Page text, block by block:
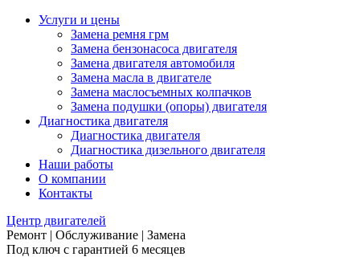
Услуги и цены
Замена ремня грм
Замена бензонасоса двигателя
Замена двигателя автомобиля
Замена масла в двигателе
Замена маслосъемных колпачков
Замена подушки (опоры) двигателя
Диагностика двигателя
Диагностика двигателя
Диагностика дизельного двигателя
Наши работы
О компании
Контакты
Центр двигателей
Ремонт | Обслуживание | Замена
Под ключ с гарантией 6 месяцев